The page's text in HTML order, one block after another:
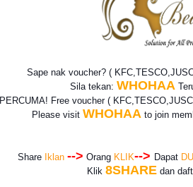
Sape nak voucher? (
Sila tekan: WHOHAA
PERCUMA! Free voucher(
Please visitWHOHAA to join
Share Iklan --> Orang KLIK--> Dapat
Klik8SHARE dan